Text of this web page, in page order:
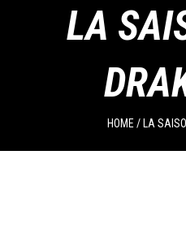
LA
HOME / LA